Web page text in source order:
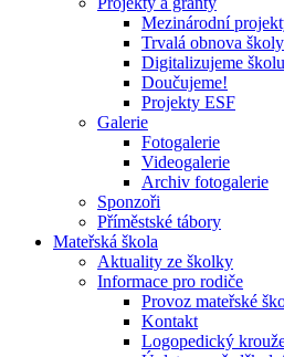
Mezinárodní
Trvalá obnova školy
Digitalizujeme školu
Doučujeme!
Projekty ESF
Galerie
Fotogalerie
Videogalerie
Archiv fotogalerie
Sponzoři
Příměstské tábory
Mateřská škola
Aktuality ze školky
Informace pro rodiče
Provoz mateřské
Kontakt
Logopedický